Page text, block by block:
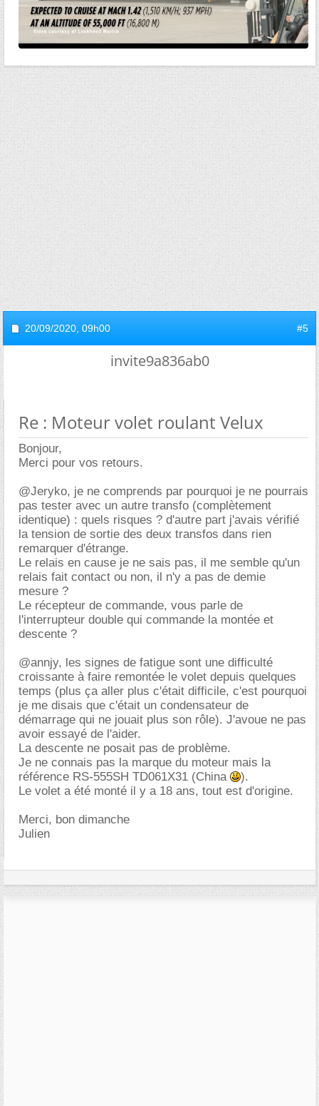
20/09/2020, 09h00 #5
invite9a836ab0
Re : Moteur volet roulant Velux
Bonjour,
Merci pour vos retours.
@Jeryko, je ne comprends par pourquoi je ne pourrais
pas tester avec un autre transfo (complètement
identique) : quels risques ? d'autre part j'avais vérifié
la tension de sortie des deux transfos dans rien
remarquer d'étrange.
Le relais en cause je ne sais pas, il me semble qu'un
relais fait contact ou non, il n'y a pas de demie
mesure ?
Le récepteur de commande, vous parle de
l'interrupteur double qui commande la montée et
descente ?
@annjy, les signes de fatigue sont une difficulté
croissante à faire remontée le volet depuis quelques
temps (plus ça aller plus c'était difficile, c'est pourquoi
je me disais que c'était un condensateur de
démarrage qui ne jouait plus son rôle). J'avoue ne pas
avoir essayé de l'aider.
La descente ne posait pas de problème.
Je ne connais pas la marque du moteur mais la
référence RS-555SH TD061X31 (China
).
Le volet a été monté il y a 18 ans, tout est d'origine.
Merci, bon dimanche
Julien